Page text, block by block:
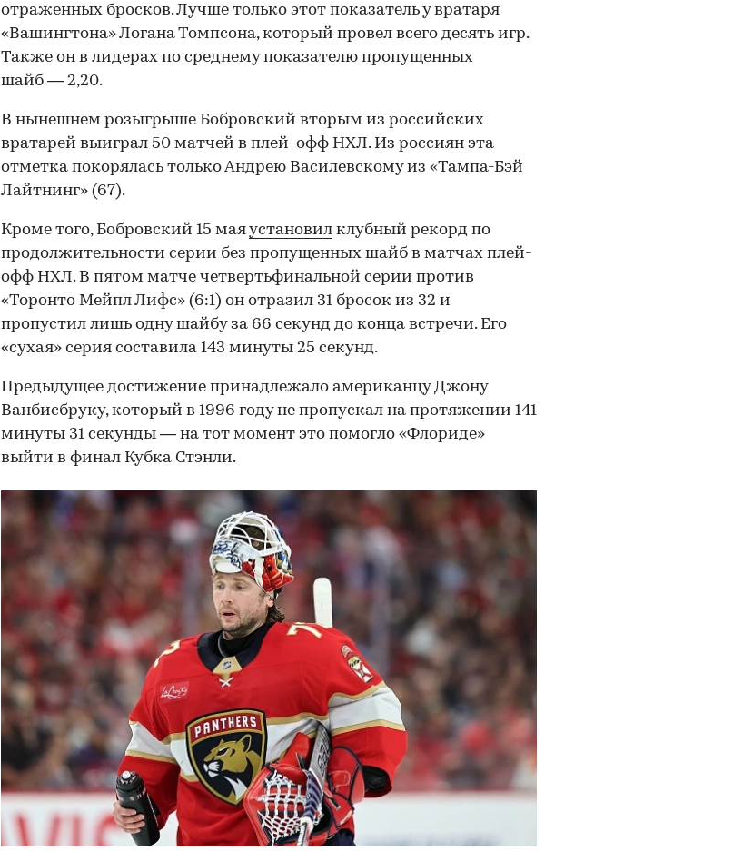
отраженных бросков. Лучше только этот показатель у вратаря
«Вашингтона» Логана Томпсона, который провел всего десять игр.
Также он в лидерах по среднему показателю пропущенных
шайб — 2,20.
В нынешнем розыгрыше Бобровский вторым из российских
вратарей выиграл 50 матчей в плей-офф НХЛ. Из россиян эта
отметка покорялась только Андрею Василевскому из «Тампа-Бэй
Лайтнинг» (67).
Кроме того, Бобровский 15 маяустановил клубный рекорд по
продолжительности серии без пропущенных шайб в матчах плей-
офф НХЛ. В пятом матче четвертьфинальной серии против
«Торонто Мейпл Лифс» (6:1) он отразил 31 бросок из 32 и
пропустил лишь одну шайбу за 66 секунд до конца встречи. Его
«сухая» серия составила 143 минуты 25 секунд.
Предыдущее достижение принадлежало американцу Джону
Ванбисбруку, который в 1996 году не пропускал на протяжении 141
минуты 31 секунды — на тот момент это помогло «Флориде»
выйти в финал Кубка Стэнли.